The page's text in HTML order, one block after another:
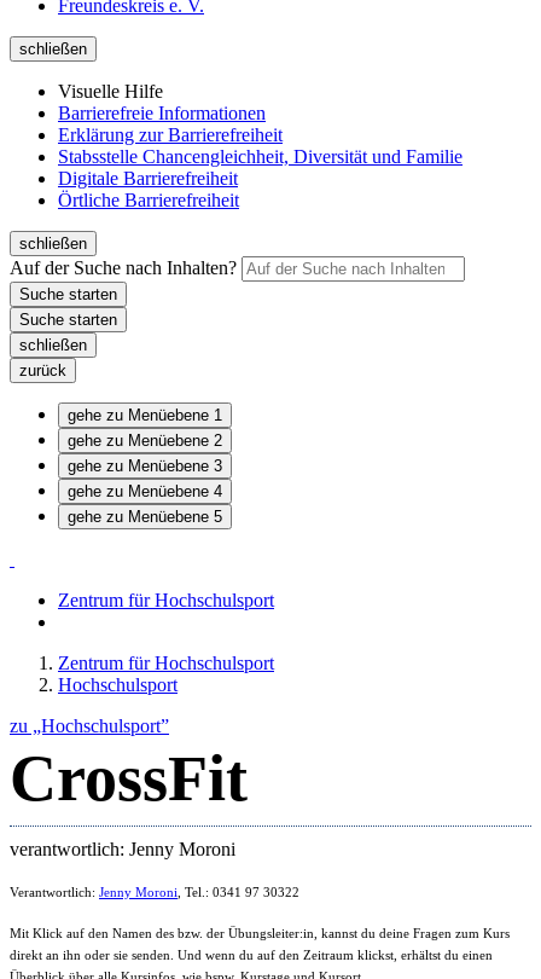
Freundeskreis e. V.
schließen
Visuelle Hilfe
Barrierefreie Informationen
Erklärung zur Barrierefreiheit
Stabsstelle Chancengleichheit, Diversität und Familie
Digitale Barrierefreiheit
Örtliche Barrierefreiheit
schließen
Auf der Suche nach Inhalten?
schließen
zurück
gehe zu Menüebene 1
gehe zu Menüebene 2
gehe zu Menüebene 3
gehe zu Menüebene 4
gehe zu Menüebene 5
Zentrum für Hochschulsport
Zentrum für Hochschulsport
Hochschulsport
zu „Hochschulsport”
CrossFit
verantwortlich: Jenny Moroni
Verantwortlich: Jenny Moroni , Tel.: 0341 97 30322
Mit Klick auf den Namen des bzw. der Übungsleiter:in, kannst du deine Fragen zum Kurs
direkt an ihn oder sie senden. Und wenn du auf den Zeitraum klickst, erhältst du einen